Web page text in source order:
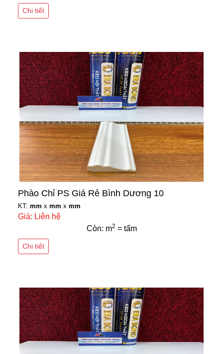
Chi tiết
Phào Chỉ PS Giá Rẻ Bình Dương 10
KT: mm x mm x mm
Giá: Liên hệ
Còn: m2 = tấm
Chi tiết